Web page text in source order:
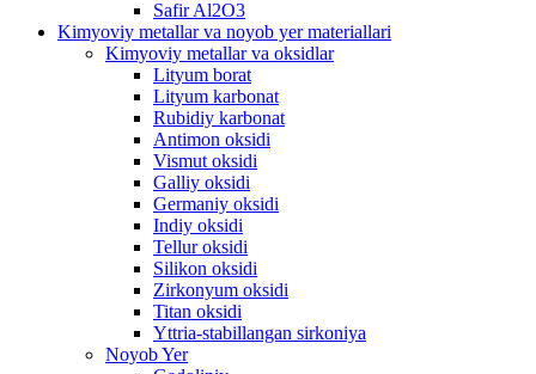
Safir Al2O3
Kimyoviy metallar va noyob yer materiallari
Kimyoviy metallar va oksidlar
Lityum borat
Lityum karbonat
Rubidiy karbonat
Antimon oksidi
Vismut oksidi
Galliy oksidi
Germaniy oksidi
Indiy oksidi
Tellur oksidi
Silikon oksidi
Zirkonyum oksidi
Titan oksidi
Yttria-stabillangan sirkoniya
Noyob Yer